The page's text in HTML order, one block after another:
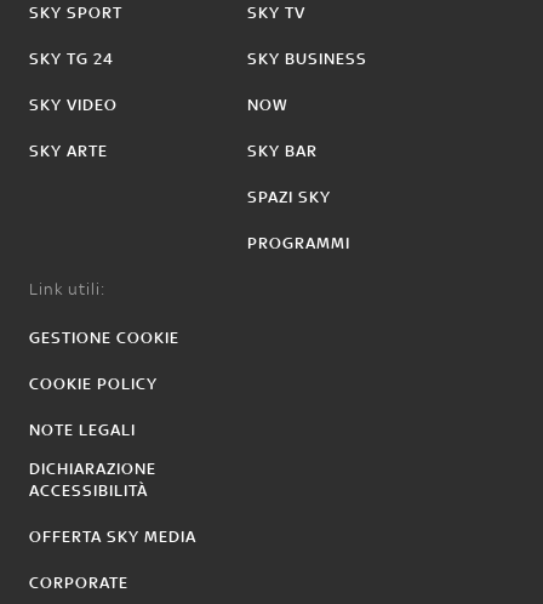
SKY SPORT
SKY TG 24
SKY VIDEO
SKY ARTE
SKY TV
SKY BUSINESS
NOW
SKY BAR
SPAZI SKY
PROGRAMMI
Link utili:
GESTIONE COOKIE
COOKIE POLICY
NOTE LEGALI
DICHIARAZIONE
ACCESSIBILITÀ
OFFERTA SKY MEDIA
CORPORATE